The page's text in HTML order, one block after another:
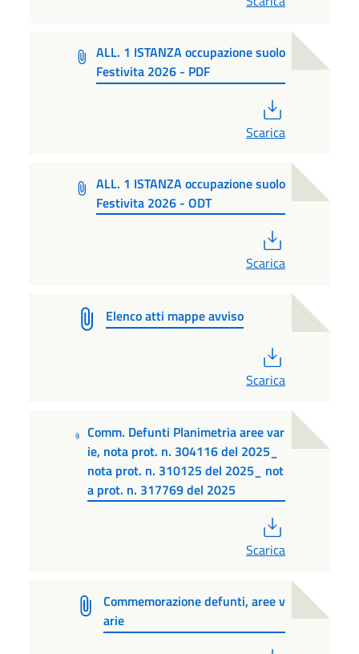
ALL. 1 ISTANZA occupazione suolo
Festivita 2026 - PDF
Scarica
ALL. 1 ISTANZA occupazione suolo
Festivita 2026 - ODT
Scarica
Elenco atti mappe avviso
Scarica
Comm. Defunti Planimetria aree var
ie, nota prot. n. 304116 del 2025_
nota prot. n. 310125 del 2025_ not
a prot. n. 317769 del 2025
Scarica
Commemorazione defunti, aree v
arie